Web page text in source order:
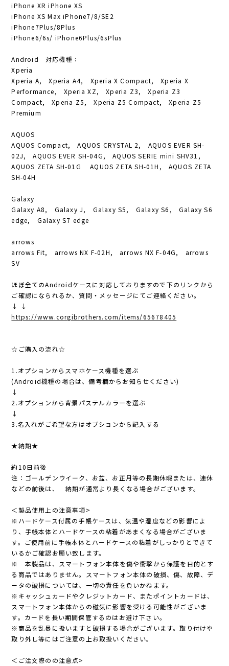
iPhone XR iPhone XS
iPhone XS Max iPhone7/8/SE2
iPhone7Plus/8Plus
iPhone6/6s/ iPhone6Plus/6sPlus
Android 対応機種：
Xperia
Xperia A, Xperia A4, Xperia X Compact, Xperia X
Performance, Xperia XZ, Xperia Z3, Xperia Z3
Compact, Xperia Z5, Xperia Z5 Compact, Xperia Z5
Premium
AQUOS
AQUOS Compact, AQUOS CRYSTAL 2, AQUOS EVER SH-
02J, AQUOS EVER SH-04G, AQUOS SERIE mini SHV31,
AQUOS ZETA SH-01G AQUOS ZETA SH-01H, AQUOS ZETA
SH-04H
Galaxy
Galaxy A8, Galaxy J, Galaxy S5, Galaxy S6, Galaxy S6
edge, Galaxy S7 edge
arrows
arrows Fit, arrows NX F-02H, arrows NX F-04G, arrows
SV
ほぼ全てのAndroidケースに対応しておりますので下のリンクから
ご確認になられるか、質問・メッセージにてご連絡ください。
↓ ↓
https://www.corgibrothers.com/items/65678405
☆ご購入の流れ☆
1.オプションからスマホケース機種を選ぶ
(Android機種の場合は、備考欄からお知らせください)
↓
2.オプションから背景パステルカラーを選ぶ
↓
3.名入れがご希望な方はオプションから記入する
★納期★
約10日前後
注：ゴールデンウイーク、お盆、お正月等の長期休暇または、連休
などの前後は、 納期が通常より長くなる場合がございます。
＜製品使用上の注意事項>
※ハードケース付属の手帳ケースは、気温や湿度などの影響によ
り、手帳本体とハードケースの粘着があまくなる場合がございま
す。ご使用前に手帳本体とハードケースの粘着がしっかりとできて
いるかご確認お願い致します。
※ 本製品は、スマートフォン本体を傷や衝撃から保護を目的とす
る商品ではありません。スマートフォン本体の破損、傷、故障、デ
ータの破損については、一切の責任を負いかねます。
※キャッシュカードやクレジットカード、またポイントカードは、
スマートフォン本体からの磁気に影響を受ける可能性がございま
す。カードを長い期間保管するのはお避け下さい。
※商品を乱暴に扱いますと破損する場合がございます。取り付けや
取り外し等にはご注意の上お取扱いください。
＜ご注文際のの注意点>